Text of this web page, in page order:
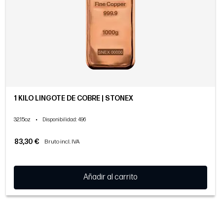
1 KILO LINGOTE DE COBRE | STONEX
32.15oz • Disponibilidad: 496
83,30 € Bruto incl. IVA
Añadir al carrito